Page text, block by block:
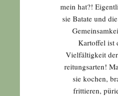
mein hat?!
sie Batate und
Kartoffel ist
Vielfältigkeit
reitungsarten!
sie kochen,
frittieren,